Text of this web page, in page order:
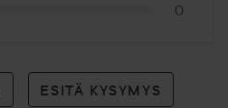
0
ESITÄ KYSYMYS